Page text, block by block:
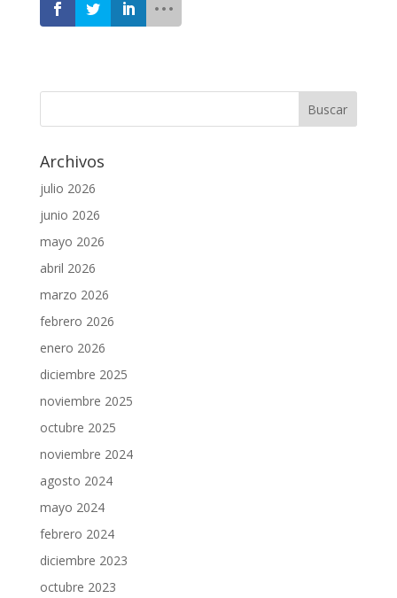
Archivos
julio 2026
junio 2026
mayo 2026
abril 2026
marzo 2026
febrero 2026
enero 2026
diciembre 2025
noviembre 2025
octubre 2025
noviembre 2024
agosto 2024
mayo 2024
febrero 2024
diciembre 2023
octubre 2023